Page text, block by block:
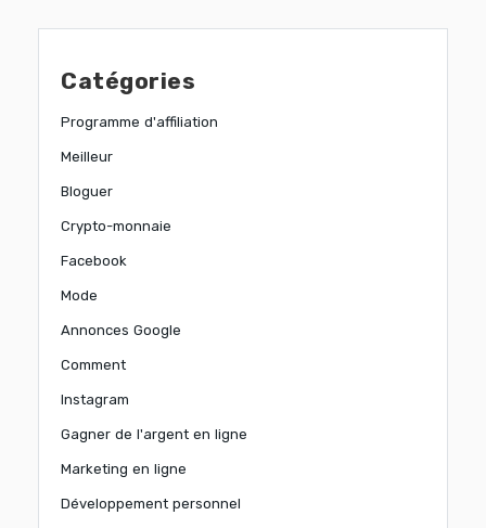
Catégories
Programme d'affiliation
Meilleur
Bloguer
Crypto-monnaie
Facebook
Mode
Annonces Google
Comment
Instagram
Gagner de l'argent en ligne
Marketing en ligne
Développement personnel